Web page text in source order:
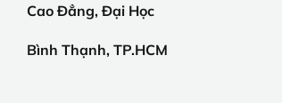
Cao Đẳng, Đại Học
Bình Thạnh, TP.HCM